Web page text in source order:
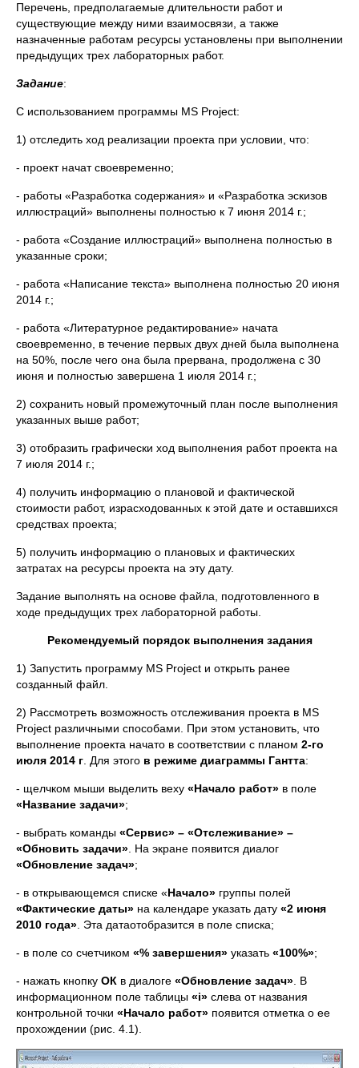
Перечень, предполагаемые длительности работ и
существующие между ними взаимосвязи, а также
назначенные работам ресурсы установлены при выполнении
предыдущих трех лабораторных работ.
Задание:
С использованием программы MS Project:
1) отследить ход реализации проекта при условии, что:
- проект начат своевременно;
- работы «Разработка содержания» и «Разработка эскизов
иллюстраций» выполнены полностью к 7 июня 2014 г.;
- работа «Создание иллюстраций» выполнена полностью в
указанные сроки;
- работа «Написание текста» выполнена полностью 20 июня
2014 г.;
- работа «Литературное редактирование» начата
своевременно, в течение первых двух дней была выполнена
на 50%, после чего она была прервана, продолжена с 30
июня и полностью завершена 1 июля 2014 г.;
2) сохранить новый промежуточный план после выполнения
указанных выше работ;
3) отобразить графически ход выполнения работ проекта на
7 июля 2014 г.;
4) получить информацию о плановой и фактической
стоимости работ, израсходованных к этой дате и оставшихся
средствах проекта;
5) получить информацию о плановых и фактических
затратах на ресурсы проекта на эту дату.
Задание выполнять на основе файла, подготовленного в
ходе предыдущих трех лабораторной работы.
Рекомендуемый порядок выполнения задания
1) Запустить программу MS Project и открыть ранее
созданный файл.
2) Рассмотреть возможность отслеживания проекта в MS
Project различными способами. При этом установить, что
выполнение проекта начато в соответствии с планом 2-го
июля 2014 г . Для этого в режиме диаграммы Гантта:
- щелчком мыши выделить веху «Начало работ» в поле
«Название задачи»;
- выбрать команды «Сервис» – «Отслеживание» –
«Обновить задачи» . На экране появится диалог
«Обновление задач»;
- в открывающемся списке «Начало» группы полей
«Фактические даты» на календаре указать дату «2 июня
2010 года» . Эта датаотобразится в поле списка;
- в поле со счетчиком «% завершения» указать «100%»;
- нажать кнопку ОК в диалоге «Обновление задач» . В
информационном поле таблицы «i» слева от названия
контрольной точки «Начало работ» появится отметка о ее
прохождении (рис. 4.1).